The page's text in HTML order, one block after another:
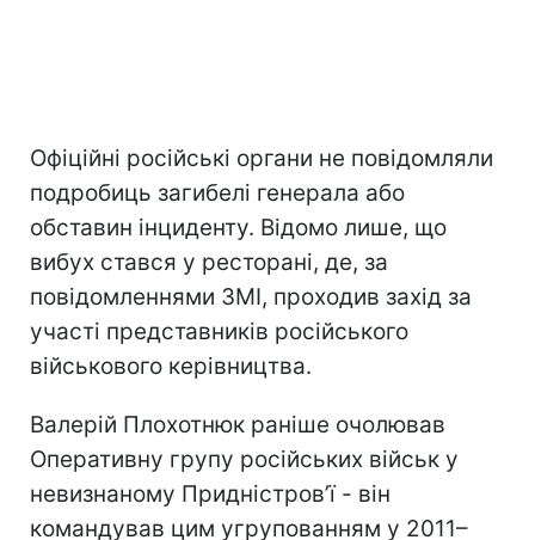
Офіційні російські органи не повідомляли
подробиць загибелі генерала або
обставин інциденту. Відомо лише, що
вибух стався у ресторані, де, за
повідомленнями ЗМІ, проходив захід за
участі представників російського
військового керівництва.
Валерій Плохотнюк раніше очолював
Оперативну групу російських військ у
невизнаному Придністров’ї - він
командував цим угрупованням у 2011–